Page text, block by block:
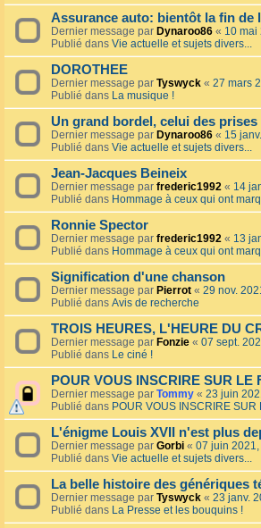
Assurance auto: bientôt la fin de
Dernier message par Dynaroo86 « 10 mai
Publié dans Vie actuelle et sujets divers...
DOROTHEE
Dernier message par Tyswyck « 27 mars
Publié dans La musique !
Un grand bordel, celui des
Dernier message par Dynaroo86 « 15
Publié dans Vie actuelle et sujets divers...
Jean-Jacques Beineix
Dernier message par frederic1992 « 14
Publié dans Hommage à ceux qui ont
Ronnie Spector
Dernier message par frederic1992 « 13
Publié dans Hommage à ceux qui ont
Signification d'une chanson
Dernier message par Pierrot « 29 nov.
Publié dans Avis de recherche
TROIS HEURES, L'HEURE DU
Dernier message par Fonzie « 07 sept.
Publié dans Le ciné !
POUR VOUS INSCRIRE SUR LE
Dernier message par Tommy « 23 juin
Publié dans POUR VOUS INSCRIRE SUR
L'énigme Louis XVII n'est plus
Dernier message par Gorbi « 07 juin 2021,
Publié dans Vie actuelle et sujets divers...
La belle histoire des génériques
Dernier message par Tyswyck « 23 janv.
Publié dans La Presse et les bouquins !